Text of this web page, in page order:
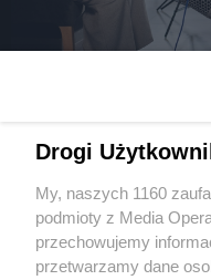
6 / 10
Wydawca mediów
Drogi
My, naszych 1160
podmioty z Media
przechowujemy
przetwarzamy dane